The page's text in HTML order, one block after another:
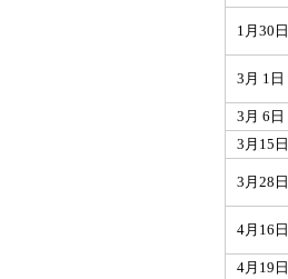
1月30日
3月 1日
3月 6日
3月15日
3月28日
4月16日
4月19日